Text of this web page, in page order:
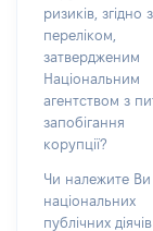
ризиків, згідно з
переліком,
затвердженим
Національним
агентством з
запобігання
корупції?
Чи належите Ви
національних
публічних діячів